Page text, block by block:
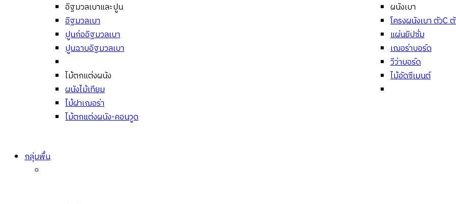
อิฐมวลเบาและปูน
อิฐมวลเบา
ปูนก่ออิฐมวลเบา
ปูนฉาบอิฐมวลเบา
ไม้ตกแต่งผนัง
ผนังไม้เทียม
ไม้ฝาเฌอร่า
ไม้ตกแต่งผนัง-คอนวูด
ผนังเบา
โครงผนังเบา ตัวC
แผ่นยิปซั่ม
เฌอร่าบอร์ด
วีว่าบอร์ด
ไม้อัดซีเมนต์
กลุ่มพื้น